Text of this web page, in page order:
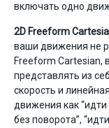
включать одно
2D Freeform
ваши движения не
Freeform Cartesian,
представлять из
скорость и
движения как
без поворота”,